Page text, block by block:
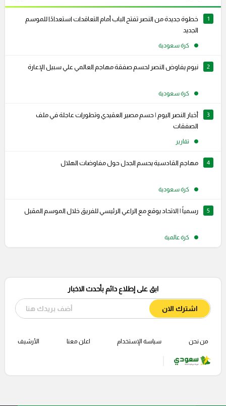
1
خطوة جديدة من النصر تفتح الباب أمام التعاقدات استعدادًا للموسم
الجديد
كرة سعودية
2 نيوم يفاوض النصر لحسم صفقة مهاجم العالمي علي سبيل الإعارة
كرة سعودية
3
أخبار النصر اليوم | حسم مصير العقيدي وتطورات عاجلة في ملف
الصفقات
تقارير
4 مهاجم القادسية يحسم الجدل حول مفاوضات الهلال
كرة سعودية
5 رسمياً | الاتحاد يوقع مع الراعي الرئيسي للفريق خلال الموسم المقبل
كرة عالمية
ابق على إطلاع دائم بأحدث الاخبار
اشترك الان
من نحن سياسة الإستخدام اعلن معنا الأرشيف